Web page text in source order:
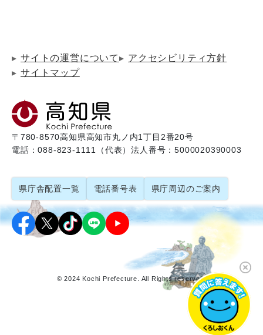
サイトの運営について
アクセシビリティ方針
サイトマップ
〒780-8570高知県高知市丸ノ内1丁目2番20号
電話：088-823-1111（代表）法人番号：5000020390003
県庁舎配置一覧 電話番号表 県庁周辺のご案内
© 2024 Kochi Prefecture. All Rights reserved.